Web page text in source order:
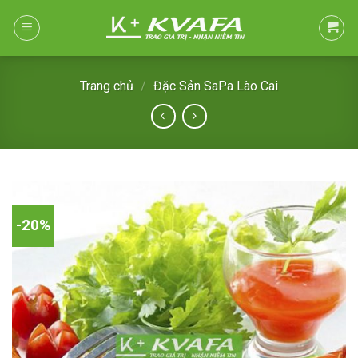
Trang chủ / Đặc Sản SaPa Lào Cai
-20%